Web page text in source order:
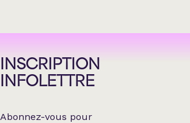
INSCRIPTION
INFOLETTRE
Abonnez-vous pour